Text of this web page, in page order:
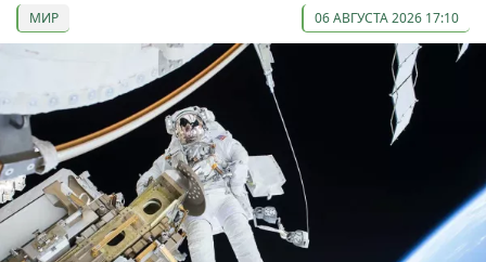
МИР 06 АВГУСТА 2026 17:10